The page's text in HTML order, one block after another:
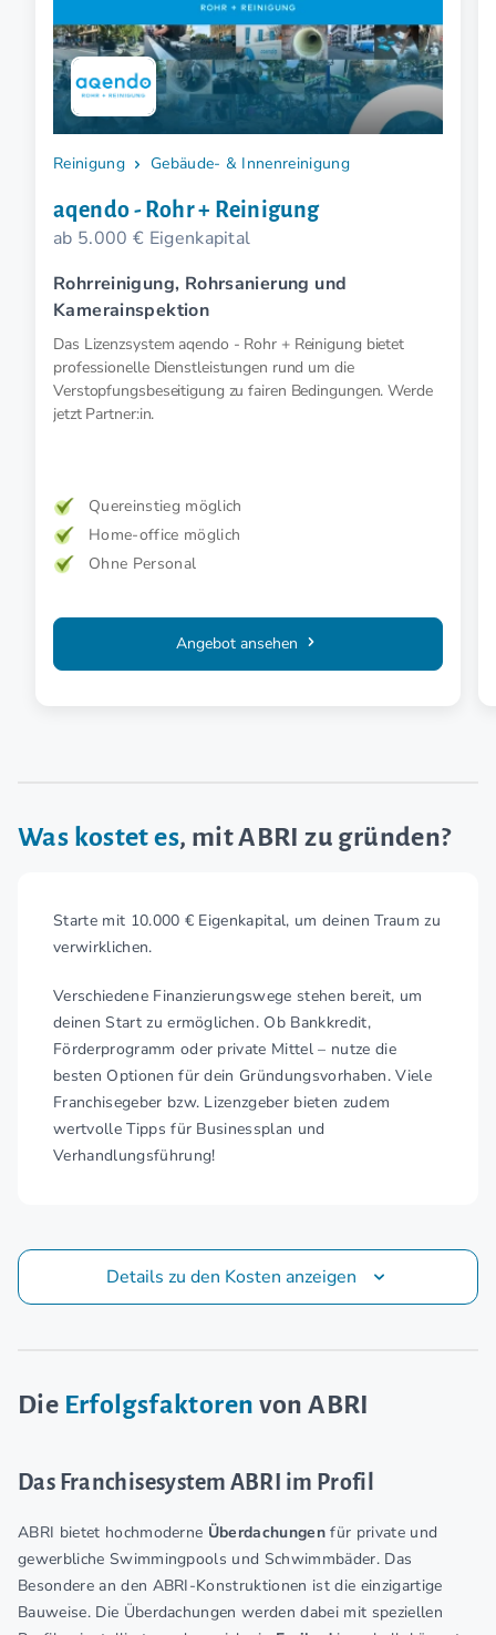
Reinigung Gebäude- & Innenreinigung
aqendo - Rohr + Reinigung
ab 5.000 € Eigenkapital
Rohrreinigung, Rohrsanierung und
Kamerainspektion
Das Lizenzsystem aqendo - Rohr + Reinigung bietet
professionelle Dienstleistungen rund um die
Verstopfungsbeseitigung zu fairen Bedingungen. Werde
jetzt Partner:in.
Quereinstieg möglich
Home-office möglich
Ohne Personal
Angebot ansehen
Was kostet es, mit ABRI zu gründen?
Starte mit 10.000 € Eigenkapital, um deinen Traum zu
verwirklichen.
Verschiedene Finanzierungswege stehen bereit, um
deinen Start zu ermöglichen. Ob Bankkredit,
Förderprogramm oder private Mittel – nutze die
besten Optionen für dein Gründungsvorhaben. Viele
Franchisegeber bzw. Lizenzgeber bieten zudem
wertvolle Tipps für Businessplan und
Verhandlungsführung!
Details zu den Kosten anzeigen
Die Erfolgsfaktoren von ABRI
Das Franchisesystem ABRI im Profil
ABRI bietet hochmoderne Überdachungen für private und
gewerbliche Swimmingpools und Schwimmbäder. Das
Besondere an den ABRI-Konstruktionen ist die einzigartige
Bauweise. Die Überdachungen werden dabei mit speziellen